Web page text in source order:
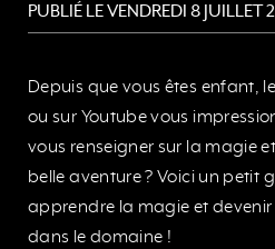
PUBLIÉ LEVENDREDI 8 JUILLET
Depuis que vous êtes enfant,
ou sur Youtube vous
vous renseigner sur la magie
belle aventure ? Voici un petit
apprendre la magie et devenir
dans le domaine !